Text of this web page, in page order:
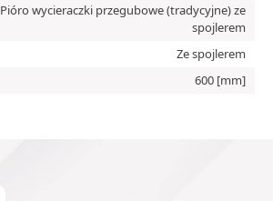
Pióro wycieraczki przegubowe (tradycyjne) ze
spojlerem
Ze spojlerem
600 [mm]